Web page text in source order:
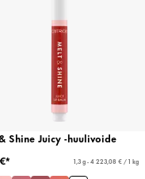
Shine Juicy -huulivoide
1,3 g - 4 223,08 € / 1 kg